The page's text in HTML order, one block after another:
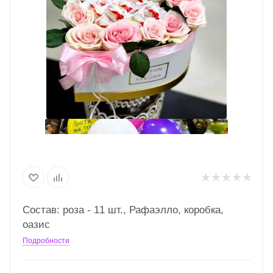
Состав: роза - 11 шт., Рафаэлло, коробка,
оазис
Подробности